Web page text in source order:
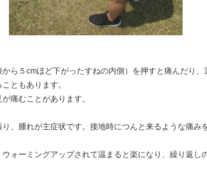
ら５cmほど下がったすねの内側）を押すと痛んだり
ともあります。
痛むことがあります。
、腫れが主症状です。接地時につんと来るような痛み
ォーミングアップされて温まると楽になり、繰り返し